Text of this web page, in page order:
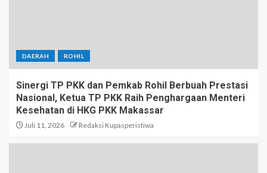
DAERAH ROHIL
Sinergi TP PKK dan Pemkab Rohil Berbuah Prestasi
Nasional, Ketua TP PKK Raih Penghargaan Menteri
Kesehatan di HKG PKK Makassar
Juli 11, 2026 Redaksi Kupasperistiwa